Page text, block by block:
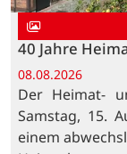
40 Jahre
08.08.2026
Der Heimat-
Samstag, 15.
einem